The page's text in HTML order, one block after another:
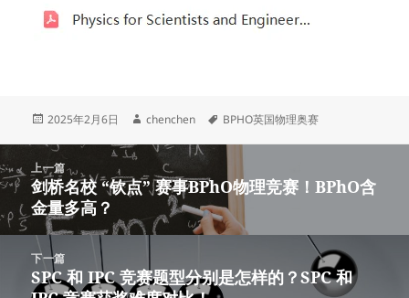
发
于
2025年2月6日
作
chenchen
标
BPHO英国物理奥赛
章
航
上一篇
上
篇
文
章：
剑桥名校 “钦点” 赛事BPhO物理竞赛！BPhO含
金量多高？
下一篇
下
SPC 和 IPC 竞赛题型分别是怎样的？SPC 和